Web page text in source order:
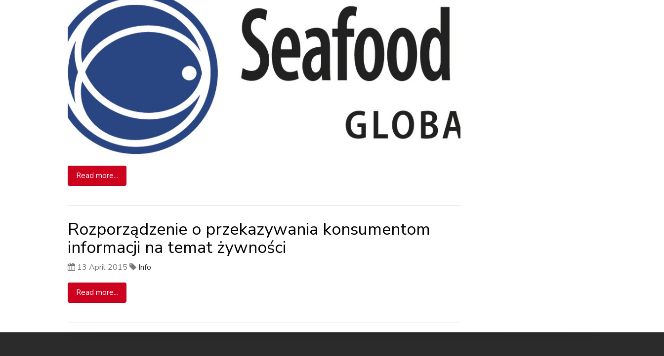
Read more...
Rozporządzenie o przekazywania konsumentom
informacji na temat żywności
13 April 2015 Info
Read more...